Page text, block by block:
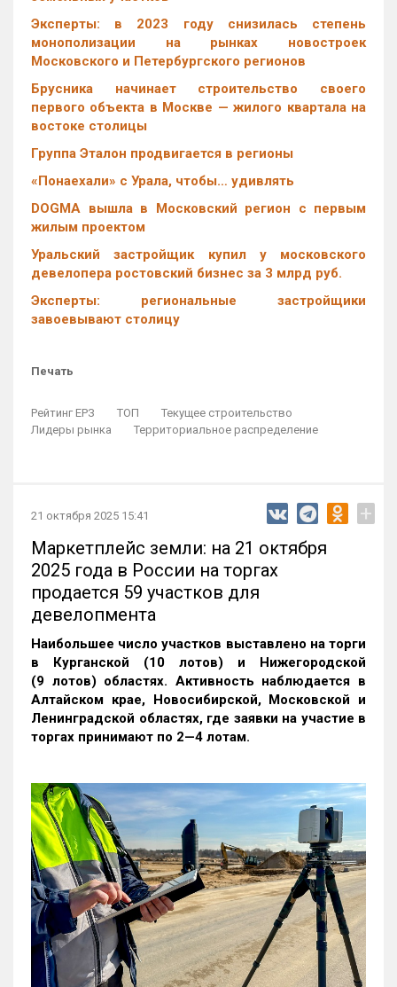
Эксперты: в 2023 году снизилась степень
монополизации на рынках новостроек
Московского и Петербургского регионов
Брусника начинает строительство своего
первого объекта в Москве — жилого квартала на
востоке столицы
Группа Эталон продвигается в регионы
«Понаехали» с Урала, чтобы… удивлять
DOGMA вышла в Московский регион с первым
жилым проектом
Уральский застройщик купил у московского
девелопера ростовский бизнес за 3 млрд руб.
Эксперты: региональные застройщики
завоевывают столицу
Печать
Рейтинг ЕРЗ ТОП
Текущее строительство
Лидеры рынка
Территориальное распределение
21 октября 2025 15:41 +
Маркетплейс земли: на 21 октября
2025 года в России на торгах
продается 59 участков для
девелопмента
Наибольшее число участков выставлено на торги
в Курганской (10 лотов) и Нижегородской
(9 лотов) областях. Активность наблюдается в
Алтайском крае, Новосибирской, Московской и
Ленинградской областях, где заявки на участие в
торгах принимают по 2—4 лотам.